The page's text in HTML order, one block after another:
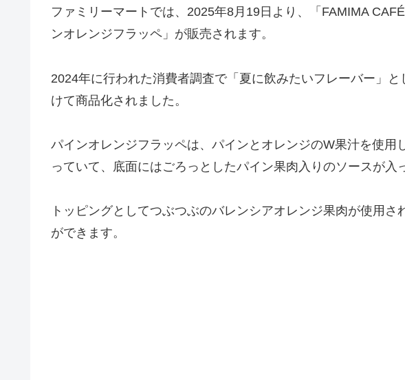
ファミリーマートでは、2025年8月19日より、「FAMIMA
ンオレンジフラッペ」が販売されます。
2024年に行われた消費者調査で「夏に飲みたいフレーバー」
けて商品化されました。
パインオレンジフラッペは、パインとオレンジのW果汁を使用
っていて、底面にはごろっとしたパイン果肉入りのソースが入
トッピングとしてつぶつぶのバレンシアオレンジ果肉が使用さ
ができます。